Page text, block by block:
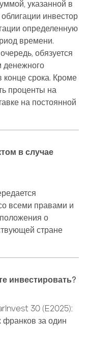
указанной в
инвестор
определенную
времени.
обязуется
денежного
конце срока. Кроме
проценты на
на постоянной
в случае
всеми правами и
о
стране
инвестировать?
30 (E2025):
за один